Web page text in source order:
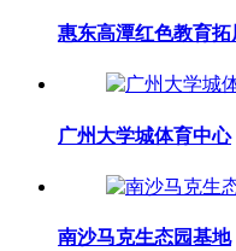
惠东高潭红色教育拓
广州大学城体育中心
南沙马克生态园基地